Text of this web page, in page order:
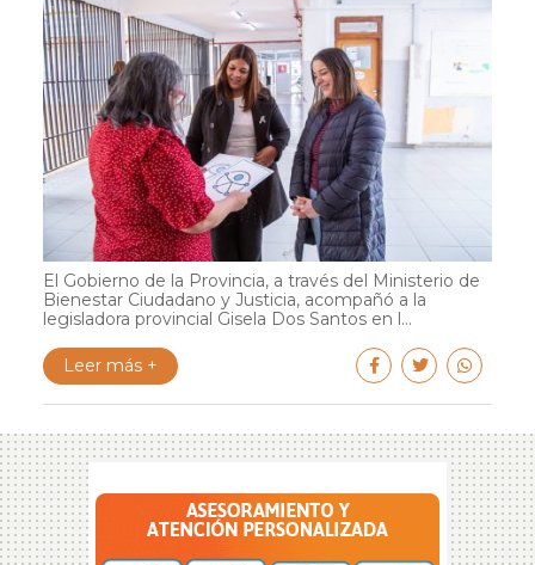
El Gobierno de la Provincia, a través del Ministerio de
Bienestar Ciudadano y Justicia, acompañó a la
legisladora provincial Gisela Dos Santos en l...
Leer más +